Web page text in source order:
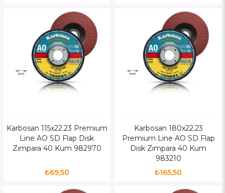
Karbosan 115x22.23 Premium
Line AO SD Flap Disk
Zımpara 40 Kum 982970
₺69,50
Karbosan 180x22.23
Premium Line AO SD Flap
Disk Zımpara 40 Kum
983210
₺165,50